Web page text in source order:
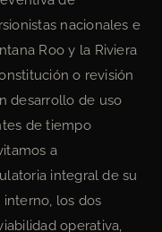
nacionales e
Roo y la Riviera
o revisión
desarrollo de uso
de tiempo
a
integral de su
los dos
operativa,